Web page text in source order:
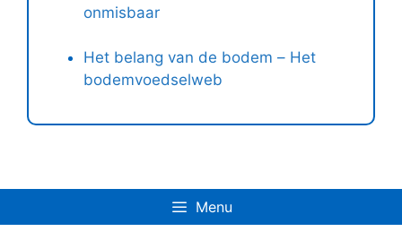
onmisbaar
Het belang van de bodem – Het
bodemvoedselweb
Menu